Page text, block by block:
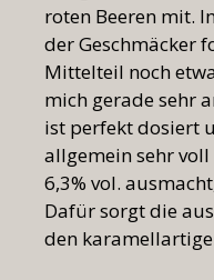
roten Beeren mit.
der Geschmäcker
Mittelteil noch
mich gerade sehr
ist perfekt dosiert
allgemein sehr
6,3% vol.
Dafür sorgt die
den